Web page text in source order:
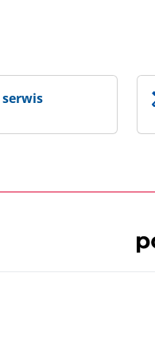
Skarbowej